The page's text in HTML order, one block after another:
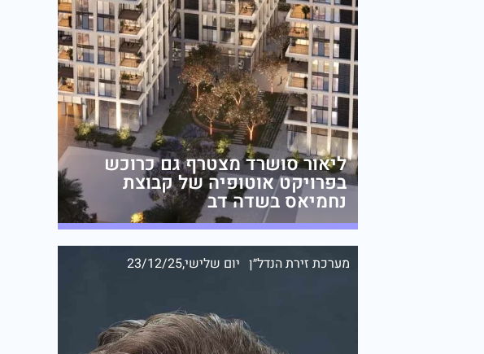
ליאור סושרד מצטרף גם כרוכש
בפרויקט אוטופיה של קבוצת
נחמיאס בשדה דב
מערכת זירת הנדל״ן יום שלישי,23/12/25